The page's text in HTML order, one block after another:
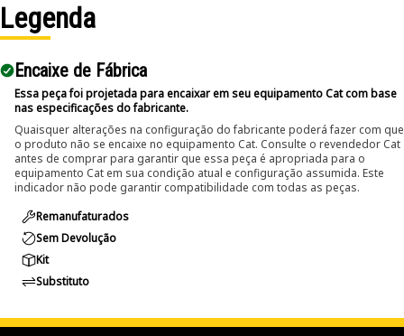
Legenda
Encaixe de Fábrica
Essa peça foi projetada para encaixar em seu equipamento Cat com base
nas especificações do fabricante.
Quaisquer alterações na configuração do fabricante poderá fazer com que
o produto não se encaixe no equipamento Cat. Consulte o revendedor Cat
antes de comprar para garantir que essa peça é apropriada para o
equipamento Cat em sua condição atual e configuração assumida. Este
indicador não pode garantir compatibilidade com todas as peças.
Remanufaturados
Sem Devolução
Kit
Substituto